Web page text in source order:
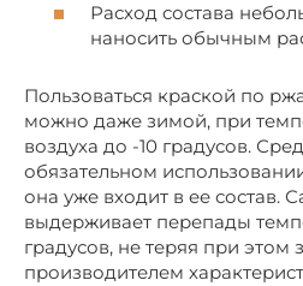
Расход состава
наносить обычным
Пользоваться краской по
можно даже зимой, при
воздуха до -10 градусов.
обязательном
она уже входит в ее состав.
выдерживает перепады
градусов, не теряя при этом
производителем